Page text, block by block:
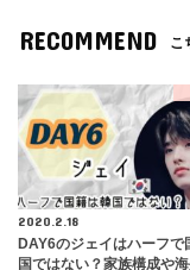
RECOMMEND こ
2020.2.18
DAY6のジェイはハーフで
国ではない？家族構成や